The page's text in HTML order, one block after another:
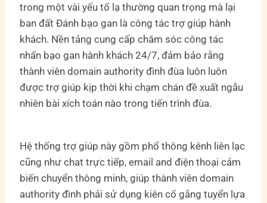
trong một vài yếu tố lạ thường quan trọng mà lại
ban đất Đánh bạo gan là công tác trợ giúp hành
khách. Nền tảng cung cấp chăm sóc công tác
nhấn bạo gan hành khách 24/7, đảm bảo rằng
thành viên domain authority đình đùa luôn luôn
được trợ giúp kịp thời khi chạm chán đề xuất ngẫu
nhiên bài xích toán nào trong tiến trình đùa.
Hệ thống trợ giúp này gồm phổ thông kênh liên lạc
cũng như chat trực tiếp, email and điện thoại cảm
biến chuyển thông minh, giúp thành viên domain
authority đình phải sử dụng kiên cố gắng tuyển lựa